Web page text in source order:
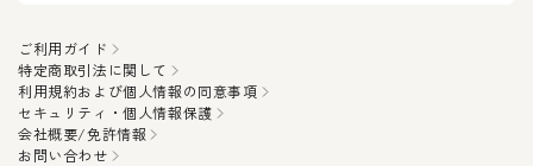
ご利用ガイド
特定商取引法に関して
利用規約および個人情報の同意事項
セキュリティ・個人情報保護
会社概要/免許情報
お問い合わせ